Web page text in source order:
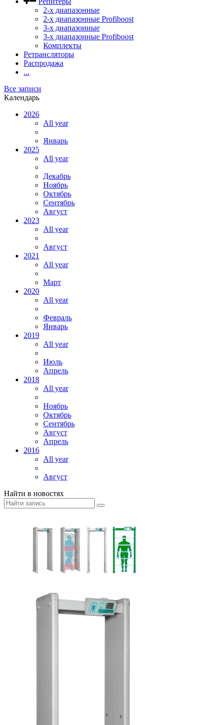
2-х диапазонные
2-х диапазонные Profiboost
3-х диапазонные
3-х диапазонные Profiboost
Комплекты
Ретрансляторы
Распродажа
...
Все записи
Календарь
2026
All year
Январь
2025
All year
Декабрь
Ноябрь
Октябрь
Сентябрь
Август
2023
All year
Август
2021
All year
Март
2020
All year
Февраль
Январь
2019
All year
Июль
Апрель
2018
All year
Ноябрь
Октябрь
Сентябрь
Август
Апрель
2016
All year
Август
Найти в новостях